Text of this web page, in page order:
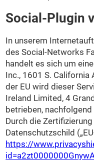
Social-Plugin
In unserem
des Social-Networks
handelt es sich um
Inc., 1601 S. California
der EU wird dieser
Ireland Limited, 4
betrieben, nachfolgend
Durch die Zertifizierung
Datenschutzschild
https://